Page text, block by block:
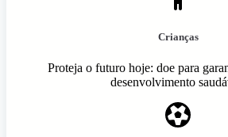
Crianças
Proteja o futuro hoje: doe para
desenvolvimento